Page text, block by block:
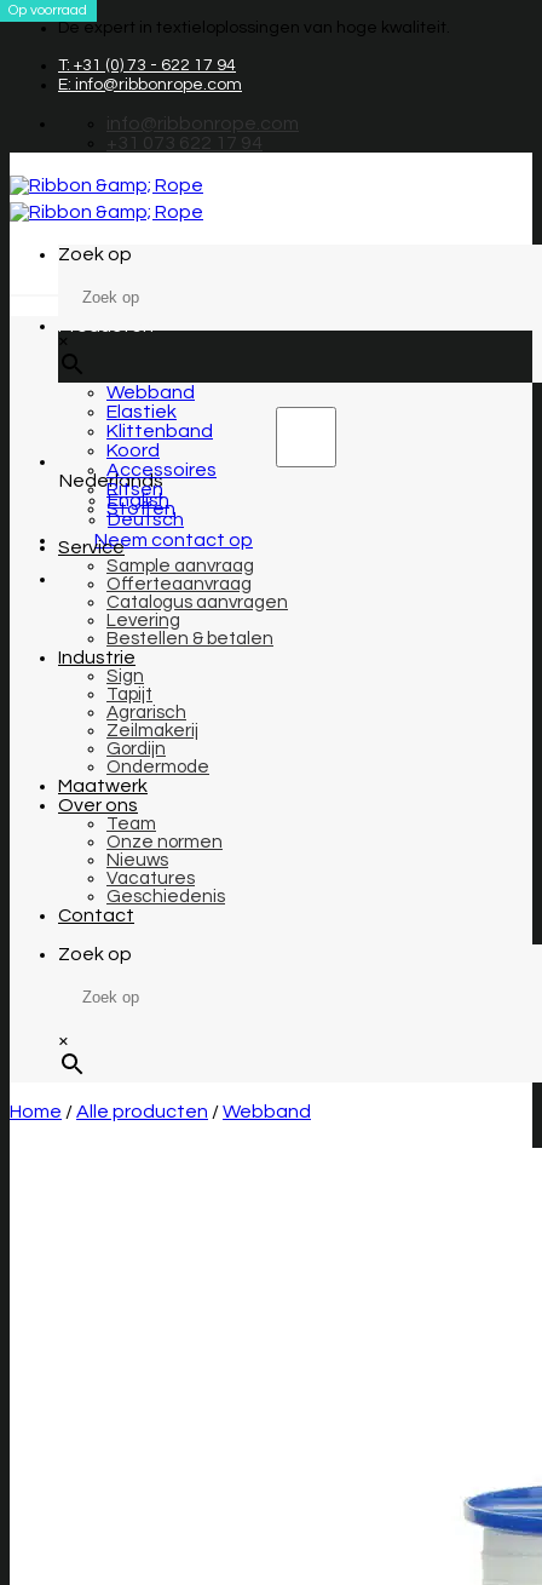
Overslaan
inhoud
De expert in textieloplossingen van hoge kwaliteit.
T: +31 (0) 73 - 622 17 94
E: info@ribbonrope.com
info@ribbonrope.com
+31 073 622 17 94
Zoek op
×
Nederlands
English
Deutsch
Neem contact op
Webband
Elastiek
Klittenband
Koord
Accessoires
Ritsen
Stoffen
Service
Sample aanvraag
Offerteaanvraag
Catalogus aanvragen
Levering
Bestellen & betalen
Industrie
Sign
Tapijt
Agrarisch
Zeilmakerij
Gordijn
Ondermode
Maatwerk
Over ons
Team
Onze normen
Nieuws
Vacatures
Geschiedenis
Contact
Zoek op
×
Home /Alle producten /Webband
Op voorraad